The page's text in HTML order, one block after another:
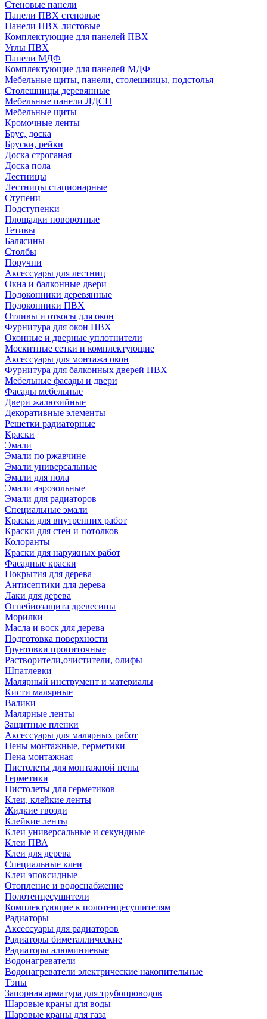
Стеновые панели
Панели ПВХ стеновые
Панели ПВХ листовые
Комплектующие для панелей ПВХ
Углы ПВХ
Панели МДФ
Комплектующие для панелей МДФ
Мебельные щиты, панели, столешницы, подстолья
Столешницы деревянные
Мебельные панели ЛДСП
Мебельные щиты
Кромочные ленты
Брус, доска
Бруски, рейки
Доска строганая
Доска пола
Лестницы
Лестницы стационарные
Ступени
Подступенки
Площадки поворотные
Тетивы
Балясины
Столбы
Поручни
Аксессуары для лестниц
Окна и балконные двери
Подоконники деревянные
Подоконники ПВХ
Отливы и откосы для окон
Фурнитура для окон ПВХ
Оконные и дверные уплотнители
Москитные сетки и комплектующие
Аксессуары для монтажа окон
Фурнитура для балконных дверей ПВХ
Мебельные фасады и двери
Фасады мебельные
Двери жалюзийные
Декоративные элементы
Решетки радиаторные
Краски
Эмали
Эмали по ржавчине
Эмали универсальные
Эмали для пола
Эмали аэрозольные
Эмали для радиаторов
Специальные эмали
Краски для внутренних работ
Краски для стен и потолков
Колоранты
Краски для наружных работ
Фасадные краски
Покрытия для дерева
Антисептики для дерева
Лаки для дерева
Огнебиозащита древесины
Морилки
Масла и воск для дерева
Подготовка поверхности
Грунтовки пропиточные
Растворители,очистители, олифы
Шпатлевки
Малярный инструмент и материалы
Кисти малярные
Валики
Малярные ленты
Защитные пленки
Аксессуары для малярных работ
Пены монтажные, герметики
Пена монтажная
Пистолеты для монтажной пены
Герметики
Пистолеты для герметиков
Клеи, клейкие ленты
Жидкие гвозди
Клейкие ленты
Клеи универсальные и секундные
Клеи ПВА
Клеи для дерева
Специальные клеи
Клеи эпоксидные
Отопление и водоснабжение
Полотенцесушители
Комплектующие к полотенцесушителям
Радиаторы
Аксессуары для радиаторов
Радиаторы биметаллические
Радиаторы алюминиевые
Водонагреватели
Водонагреватели электрические накопительные
Тэны
Запорная арматура для трубопроводов
Шаровые краны для воды
Шаровые краны для газа